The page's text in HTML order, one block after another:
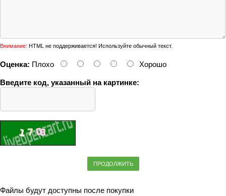
Внимание: HTML не поддерживается! Используйте обычный текст.
Оценка: Плохо Хорошо
Введите код, указанный на картинке:
ПРОДОЛЖИТЬ
Файлы будут доступны после покупки